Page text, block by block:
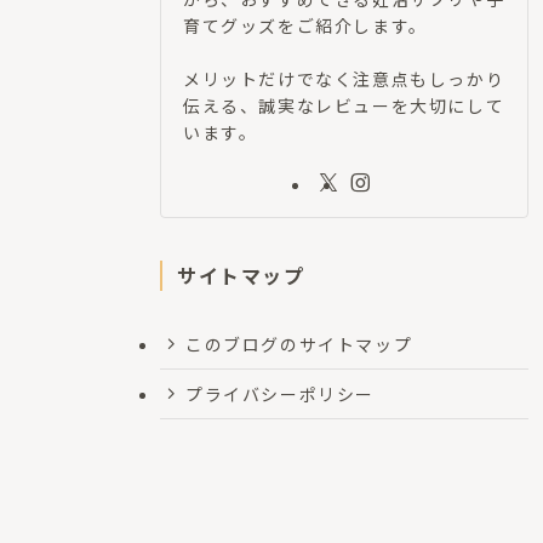
育てグッズをご紹介します。
メリットだけでなく注意点もしっかり
伝える、誠実なレビューを大切にして
います。
サイトマップ
このブログのサイトマップ
プライバシーポリシー